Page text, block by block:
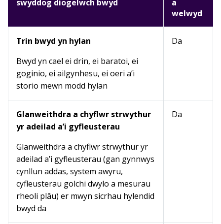
swyddog diogelwch bwyd
a
welwyd
Trin bwyd yn hylan
Bwyd yn cael ei drin, ei baratoi, ei
goginio, ei ailgynhesu, ei oeri a’i
storio mewn modd hylan
Da
Glanweithdra a chyflwr strwythur
yr adeilad a’i gyfleusterau
Glanweithdra a chyflwr strwythur yr
adeilad a’i gyfleusterau (gan gynnwys
cynllun addas, system awyru,
cyfleusterau golchi dwylo a mesurau
rheoli plâu) er mwyn sicrhau hylendid
bwyd da
Da